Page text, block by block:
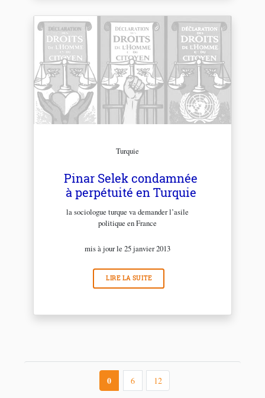
Turquie
Pinar Selek condamnée
à perpétuité en Turquie
la sociologue turque va demander l’asile
politique en France
mis à jour le 25 janvier 2013
LIRE LA SUITE
0 6 12